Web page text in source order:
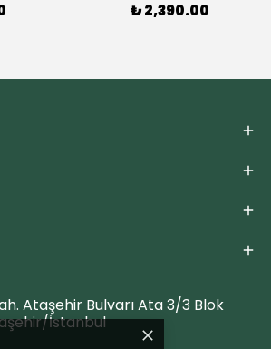
₺ 2,390.00
Ataşehir Bulvarı Ata 3/3 Blok
İstanbul